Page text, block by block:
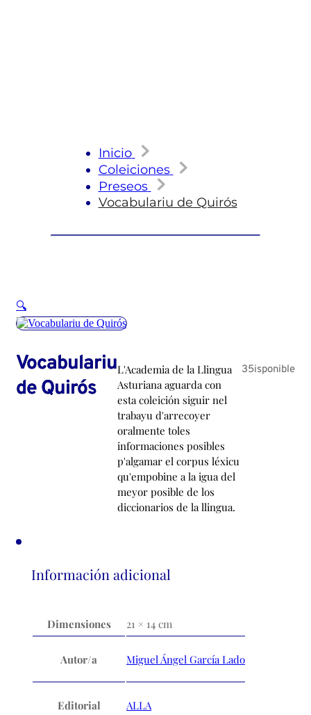
Inicio
Coleiciones
Preseos
Vocabulariu de Quirós
🔍
Vocabulariu
de Quirós
L'Academia de la Llingua
Asturiana aguarda con
esta coleición siguir nel
trabayu d'arrecoyer
oralmente toles
informaciones posibles
p'algamar el corpus léxicu
qu'empobine a la igua del
meyor posible de los
diccionarios de la llingua.
35isponible
Información adicional
Dimensiones 21 × 14 cm
Autor/a Miguel Ángel García Lado
Editorial ALLA